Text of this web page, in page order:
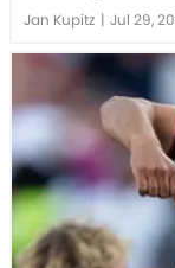
Jan Kupitz | Jul 29,